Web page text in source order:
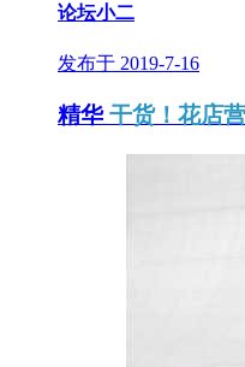
论坛小二
发布于 2019-7-16
精华 干货！花店